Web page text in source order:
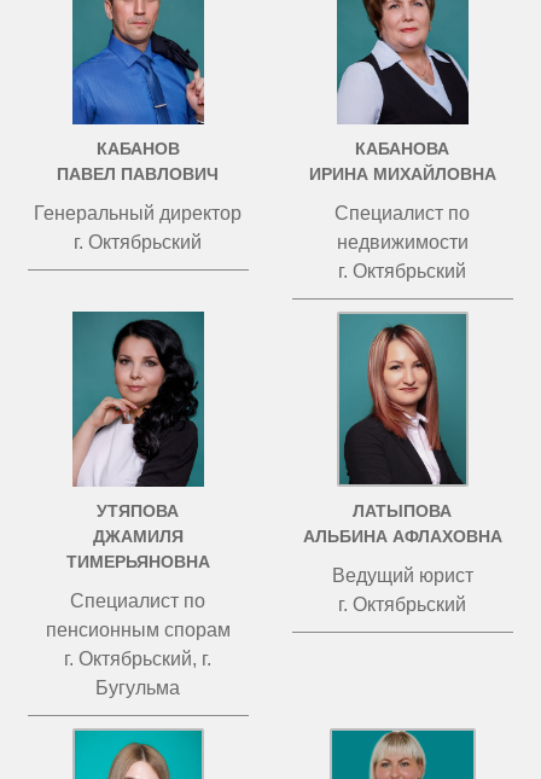
КАБАНОВ
ПАВЕЛ ПАВЛОВИЧ
Генеральный директор
г. Октябрьский
КАБАНОВА
ИРИНА МИХАЙЛОВНА
Специалист по
недвижимости
г. Октябрьский
УТЯПОВА
ДЖАМИЛЯ
ТИМЕРЬЯНОВНА
Специалист по
пенсионным спорам
г. Октябрьский, г.
Бугульма
ЛАТЫПОВА
АЛЬБИНА АФЛАХОВНА
Ведущий юрист
г. Октябрьский